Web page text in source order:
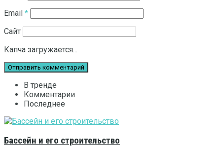
Email *
Сайт
Капча загружается...
В тренде
Комментарии
Последнее
Бассейн и его строительство